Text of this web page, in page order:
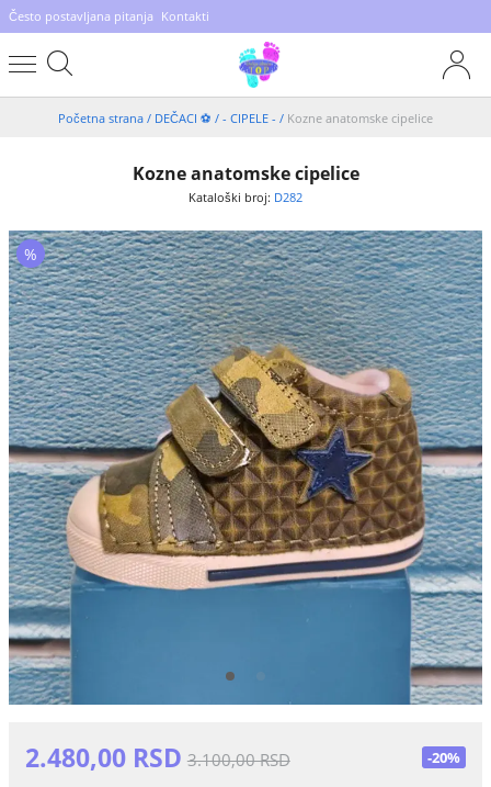
Često postavljana pitanja Kontakti
Početna strana / DEČACI ⚽️ / - CIPELE - / Kozne anatomske cipelice
Kozne anatomske cipelice
Kataloški broj: D282
%
2.480,00 RSD 3.100,00 RSD -20%